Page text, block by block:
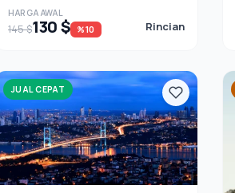
HARGA AWAL
145 $130 $ %10 Rincian
JUAL CEPAT